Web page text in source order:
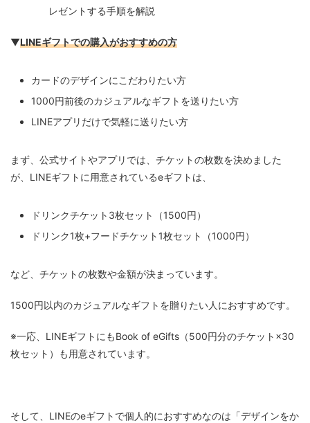
▼LINEギフトでの購入がおすすめの方
カードのデザインにこだわりたい方
1000円前後のカジュアルなギフトを送りたい方
LINEアプリだけで気軽に送りたい方
まず、公式サイトやアプリでは、チケットの枚数を決めました
が、LINEギフトに用意されているeギフトは、
ドリンクチケット3枚セット（1500円）
ドリンク1枚+フードチケット1枚セット（1000円）
など、チケットの枚数や金額が決まっています。
1500円以内のカジュアルなギフトを贈りたい人におすすめです。
※一応、LINEギフトにもBook of eGifts（500円分のチケット×30
枚セット）も用意されています。
そして、LINEのeギフトで個人的におすすめなのは「デザインをか